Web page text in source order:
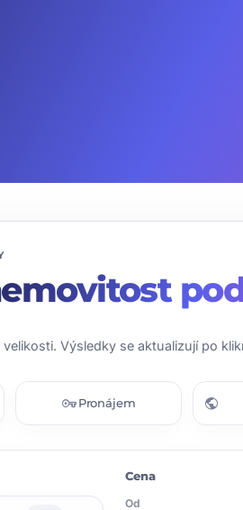
Výsledky se aktualizují po
vpn_keyPronájem public
Cena
Od